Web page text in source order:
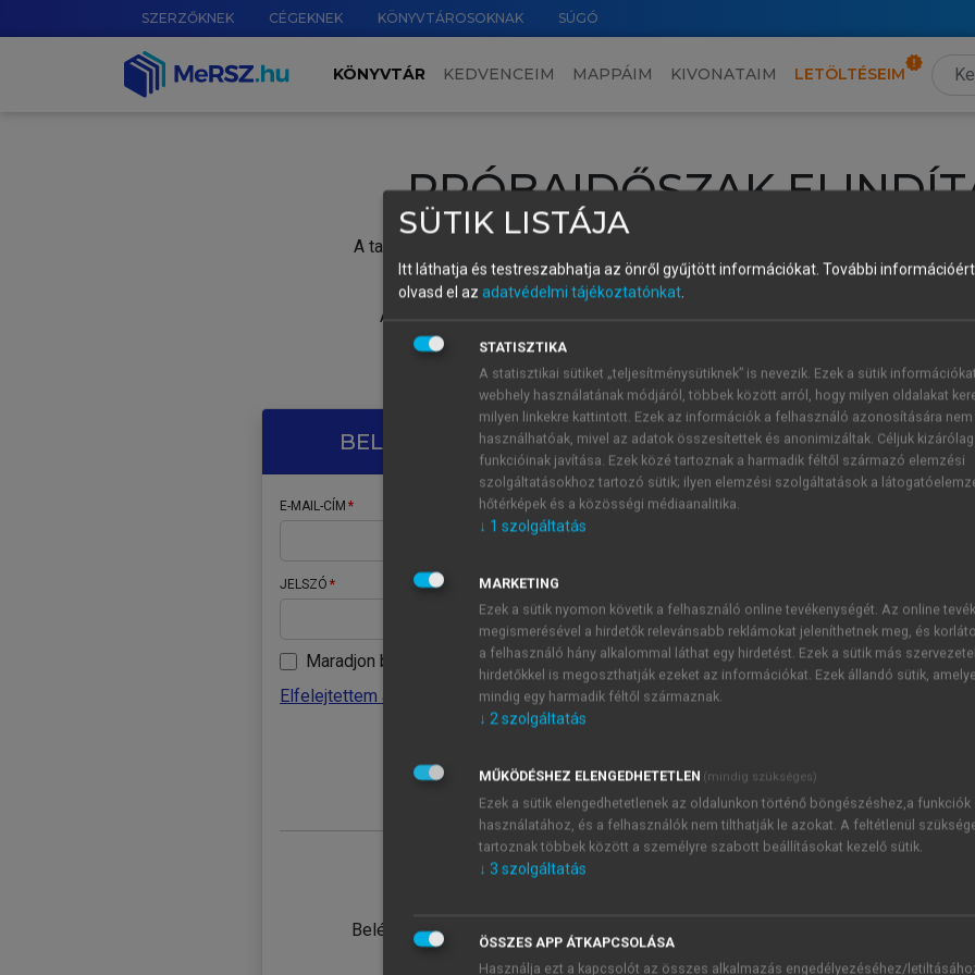
SZERZŐKNEK CÉGEKNEK KÖNYVTÁROSOKNAK SÚGÓ
KÖNYVTÁR KEDVENCEIM MAPPÁIM KIVONATAIM LETÖLTÉSEIM
PRÓBAIDŐSZAK
A tartalom megtekintéséhez lépj be a saját fiókoddal, iskolai azonosítóddal vagy
Új felhasználóként1 óra díjmentes hozzáférésrevagy
A próbaidőszak elindításához,
vagy hozz
A regisztráció után a
BELÉPÉS SAJÁT FIÓKKAL
E-MAIL-CÍM
JELSZÓ
Maradjon belépve
Elfelejtettem a jelszavamat
Belépés intézményi azonosítóval
ÚJ FIÓK
1 óra
JELSZÓ
Kérek értesítést a MeRSZ
Kérek értesítést az
SÜTIK LISTÁJA
Itt láthatja és testreszabhatja az önről gyűjtött információkat. További
olvasd el az adatvédelmi tájékoztatónkat.
STATISZTIKA
A statisztikai sütiket „teljesítménysütiknek” is nevezik. Ezek a sütik
webhely használatának módjáról, többek között arról, hogy milyen oldalakat
milyen linkekre kattintott. Ezek az információk a felhasználó azonosítására nem
használhatóak, mivel az adatok összesítettek és anonimizáltak. Céljuk
funkcióinak javítása. Ezek közé tartoznak a harmadik féltől származó elemzési
szolgáltatásokhoz tartozó sütik; ilyen elemzési szolgáltatások a
hőtérképek és a közösségi médiaanalitika.
↓ 1 szolgáltatás
MARKETING
Ezek a sütik nyomon követik a felhasználó online tevékenységét. Az online
megismerésével a hirdetők relevánsabb reklámokat jeleníthetnek meg, és
a felhasználó hány alkalommal láthat egy hirdetést. Ezek a sütik más
hirdetőkkel is megoszthatják ezeket az információkat. Ezek állandó sütik,
mindig egy harmadik féltől származnak.
↓ 2szolgáltatás
MŰKÖDÉSHEZ ELENGEDHETETLEN (mindig szükséges)
Ezek a sütik elengedhetetlenek az oldalunkon történő böngészéshez,a funkciók
használatához, és a felhasználók nem tilthatják le azokat. A feltétlenül
tartoznak többek között a személyre szabott beállításokat kezelő sütik.
↓ 3 szolgáltatás
ÖSSZES APP ÁTKAPCSOLÁSA
Használja ezt a kapcsolót az összes alkalmazás engedélyezéséhez/